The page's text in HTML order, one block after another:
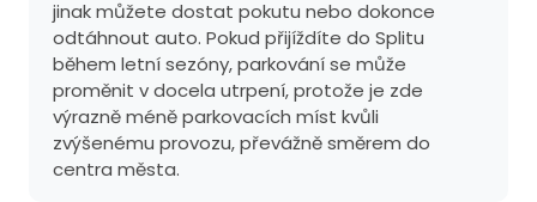
jinak můžete dostat pokutu nebo dokonce
odtáhnout auto. Pokud přijíždíte do Splitu
během letní sezóny, parkování se může
proměnit v docela utrpení, protože je zde
výrazně méně parkovacích míst kvůli
zvýšenému provozu, převážně směrem do
centra města.